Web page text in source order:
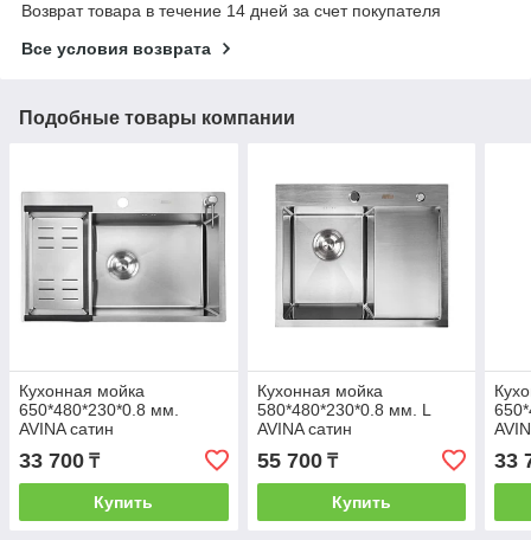
Возврат товара в течение 14 дней за счет покупателя
Все условия возврата
Подобные товары компании
Кухонная мойка
650*480*230*0.8 мм.
AVINA сатин
33 700 ₸
Купить
Кухонная мойка
580*480*230*0.8 мм. L
AVINA сатин
55 700₸
Купить
33